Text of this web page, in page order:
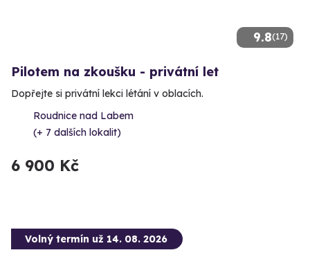
9.8(17)
Pilotem na zkoušku - privátní let
Dopřejte si privátní lekci létání v oblacích.
Roudnice nad Labem
(+ 7 dalších lokalit)
6 900 Kč
Volný termín už 14. 08. 2026